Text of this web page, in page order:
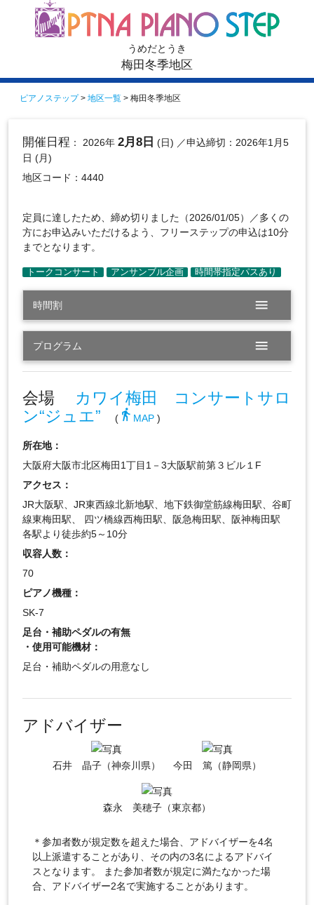
うめだとうき
梅田冬季地区
ピアノステップ> 地区一覧 > 梅田冬季地区
開催日程 ： 2026年 2月8日 (日) ／申込締切：2026年1月5
日 (月)
地区コード：4440
定員に達したため、締め切りました（2026/01/05）／多くの
方にお申込みいただけるよう、フリーステップの申込は10分
までとなります。
時間割 menu
プログラム menu
会場
カワイ梅田 コンサートサロ
ン“ジュエ”
(directions_walk MAP)
所在地：
大阪府大阪市北区梅田1丁目1－3大阪駅前第３ビル１F
アクセス：
JR大阪駅、JR東西線北新地駅、地下鉄御堂筋線梅田駅、谷町
線東梅田駅、 四ツ橋線西梅田駅、阪急梅田駅、阪神梅田駅
各駅より徒歩約5～10分
収容人数：
70
ピアノ機種：
SK-7
足台・補助ペダルの有無
・使用可能機材：
足台・補助ペダルの用意なし
アドバイザー
石井 晶子（神奈川県） 今田 篤（静岡県）
森永 美穂子（東京都）
＊参加者数が規定数を超えた場合、アドバイザーを4名
以上派遣することがあり、その内の3名によるアドバイ
スとなります。 また参加者数が規定に満たなかった場
合、アドバイザー2名で実施することがあります。